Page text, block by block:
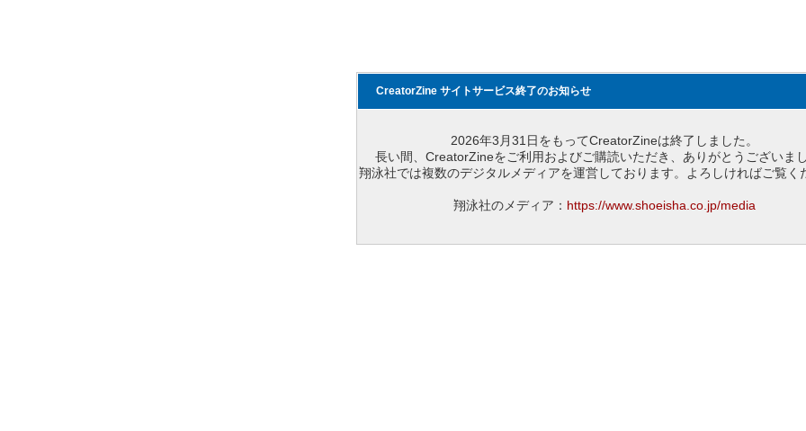
CreatorZine サイトサービス終了のお知らせ
2026年3月31日をもってCreatorZineは終了しました。
長い間、CreatorZineをご利用およびご購読いただき、ありがとうございまし
翔泳社では複数のデジタルメディアを運営しております。よろしければご覧く
翔泳社のメディア： https://www.shoeisha.co.jp/media